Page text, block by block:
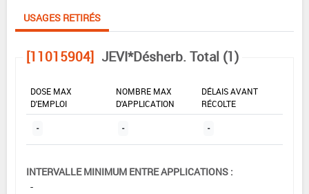
USAGES RETIRÉS
[11015904] JEVI*Désherb. Total (1)
DOSE MAX
D'EMPLOI
NOMBRE MAX
D'APPLICATION
DÉLAIS AVANT
RÉCOLTE
- - -
INTERVALLE MINIMUM ENTRE APPLICATIONS :
-